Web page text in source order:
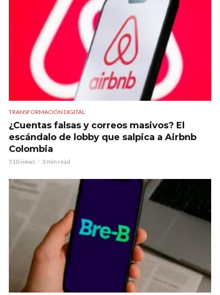
TRANSFORMACIÓN DIGITAL
¿Cuentas falsas y correos masivos? El
escándalo de lobby que salpica a Airbnb
Colombia
510 views 3 min read